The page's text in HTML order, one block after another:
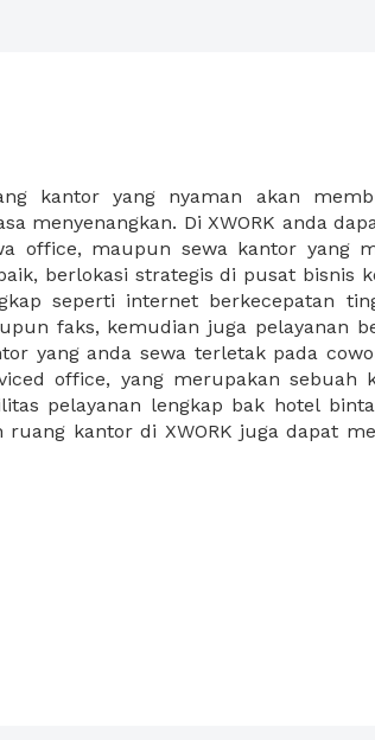
kantor yang nyaman akan
menyenangkan. Di XWORK anda
office, maupun sewa kantor yang
berlokasi strategis di pusat bisnis
seperti internet berkecepatan
faks, kemudian juga pelayanan
yang anda sewa terletak pada
office, yang merupakan sebuah
pelayanan lengkap bak hotel
ruang kantor di XWORK juga dapat
usaha baru Anda, seperti surat
Surat Izin Usaha
PT maupun akte pendirian
ruang kantor XWORK juga
Anda, karena anda dapat memilih
kemudian Anda dapat survey
Anda, semuanya akan dibuat
terbaik Anda, dan juga sewa